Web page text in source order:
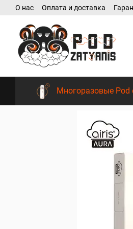
Перейти к основному контенту
О нас Оплата и доставка
Многоразовые Pod